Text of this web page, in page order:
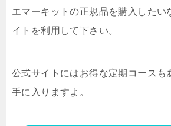
エマーキットの正規品を購入したい
イトを利用して下さい。
公式サイトにはお得な定期コースも
手に入りますよ。